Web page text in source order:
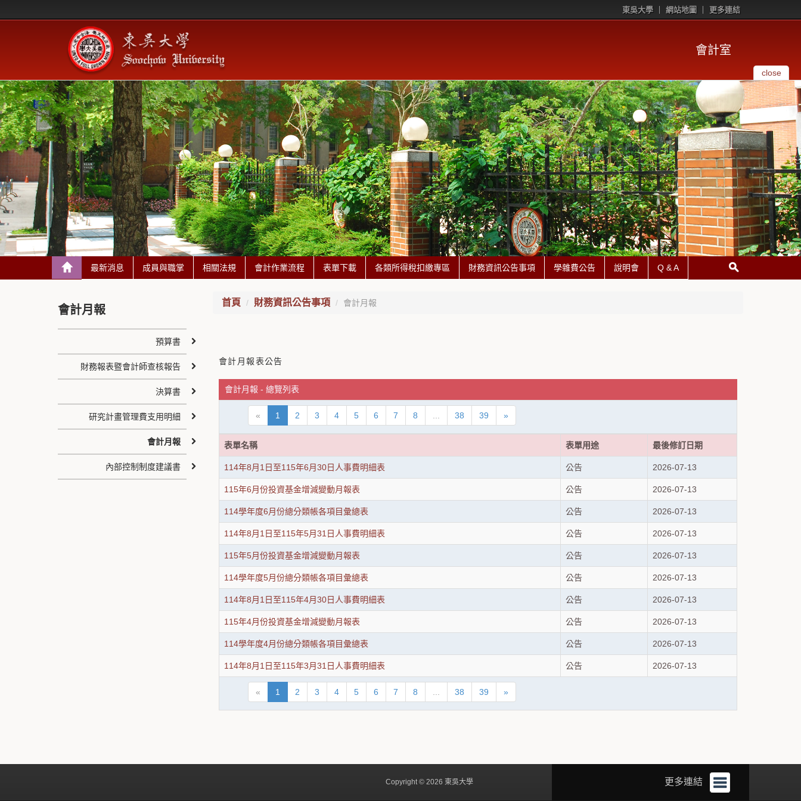
東吳大學 網站地圖 更多連結
會計室
close
最新消息 成員與職掌 相關法規 會計作業流程 表單下載 各類所得稅扣繳專區 財務資訊公告事項 學雜費公告 說明會 Q & A
首頁 財務資訊公告事項 會計月報
會計月報表公告
會計月報 - 總覽列表
« 1 2 3 4 5 6 7 8 38 39 »
表單名稱 表單用途 最後修訂日期
114年8月1日至115年6月30日人事費明細表 公告 2026-07-13
115年6月份投資基金增減變動月報表 公告 2026-07-13
114學年度6月份總分類帳各項目彙總表 公告 2026-07-13
114年8月1日至115年5月31日人事費明細表 公告 2026-07-13
115年5月份投資基金增減變動月報表 公告 2026-07-13
114學年度5月份總分類帳各項目彙總表 公告 2026-07-13
114年8月1日至115年4月30日人事費明細表 公告 2026-07-13
115年4月份投資基金增減變動月報表 公告 2026-07-13
114學年度4月份總分類帳各項目彙總表 公告 2026-07-13
114年8月1日至115年3月31日人事費明細表 公告 2026-07-13
« 1 2 3 4 5 6 7 8 38 39 »
會計月報
預算書
財務報表暨會計師查核報告
決算書
研究計畫管理費支用明細
會計月報
內部控制制度建議書
更多連結
Copyright © 2026 東吳大學